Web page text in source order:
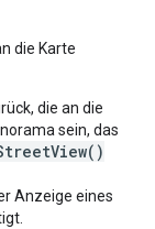
die Karte
die an die
sein, das
Anzeige eines